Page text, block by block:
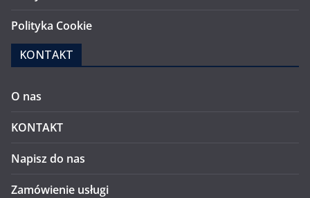
Polityka Cookie
KONTAKT
O nas
KONTAKT
Napisz do nas
Zamówienie usługi